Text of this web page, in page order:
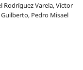
Rodríguez Varela, Víctor
Pedro Misael